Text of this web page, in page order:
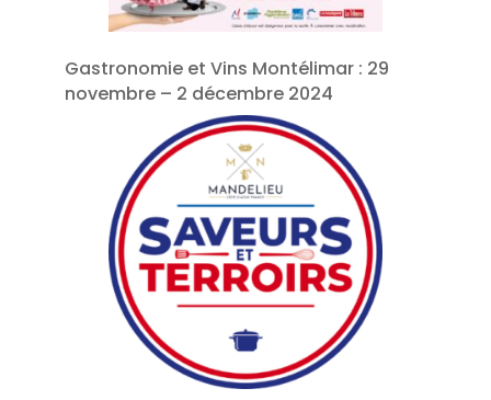
Gastronomie et Vins Montélimar : 29
novembre – 2 décembre 2024